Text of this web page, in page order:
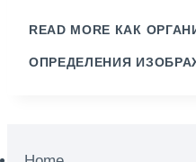
READ MORE КАК
ОПРЕДЕЛЕНИЯ